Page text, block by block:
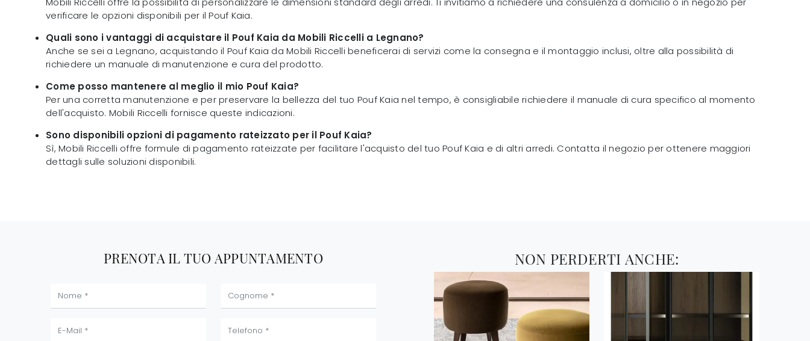
verificare le opzioni disponibili per il Pouf Kaia.
Quali sono i vantaggi di acquistare il Pouf Kaia da Mobili Riccelli a Legnano?
Anche se sei a Legnano, acquistando il Pouf Kaia da Mobili Riccelli beneficerai di servizi come la consegna e il montaggio inclusi, oltre alla possibilità di
richiedere un manuale di manutenzione e cura del prodotto.
Come posso mantenere al meglio il mio Pouf Kaia?
Per una corretta manutenzione e per preservare la bellezza del tuo Pouf Kaia nel tempo, è consigliabile richiedere il manuale di cura specifico al momento
dell'acquisto. Mobili Riccelli fornisce queste indicazioni.
Sono disponibili opzioni di pagamento rateizzato per il Pouf Kaia?
Sì, Mobili Riccelli offre formule di pagamento rateizzate per facilitare l'acquisto del tuo Pouf Kaia e di altri arredi. Contatta il negozio per ottenere maggiori
dettagli sulle soluzioni disponibili.
PRENOTA IL TUO APPUNTAMENTO NON PERDERTI ANCHE: